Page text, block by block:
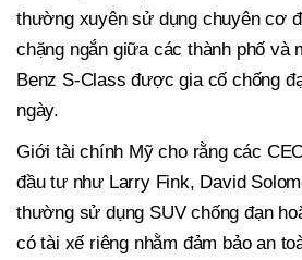
thường xuyên sử dụng chuyên cơ
chặng ngắn giữa các thành phố và
Benz S-Class được gia cố chống
ngày.
Giới tài chính Mỹ cho rằng các
đầu tư như Larry Fink, David
thường sử dụng SUV chống đạn
có tài xế riêng nhằm đảm bảo an